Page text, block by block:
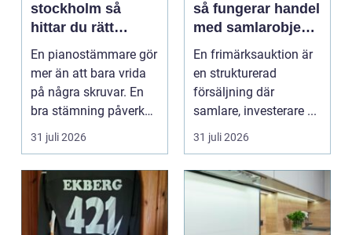
stockholm så
hittar du rätt
expert för ditt
piano
En pianostämmare gör
mer än att bara vrida
på några skruvar. En
bra stämning påverkar
hur pianot låt...
31 juli 2026
så fungerar handel
med samlarobjekt i
praktiken
En frimärksauktion är
en strukturerad
försäljning där
samlare, investerare ...
31 juli 2026